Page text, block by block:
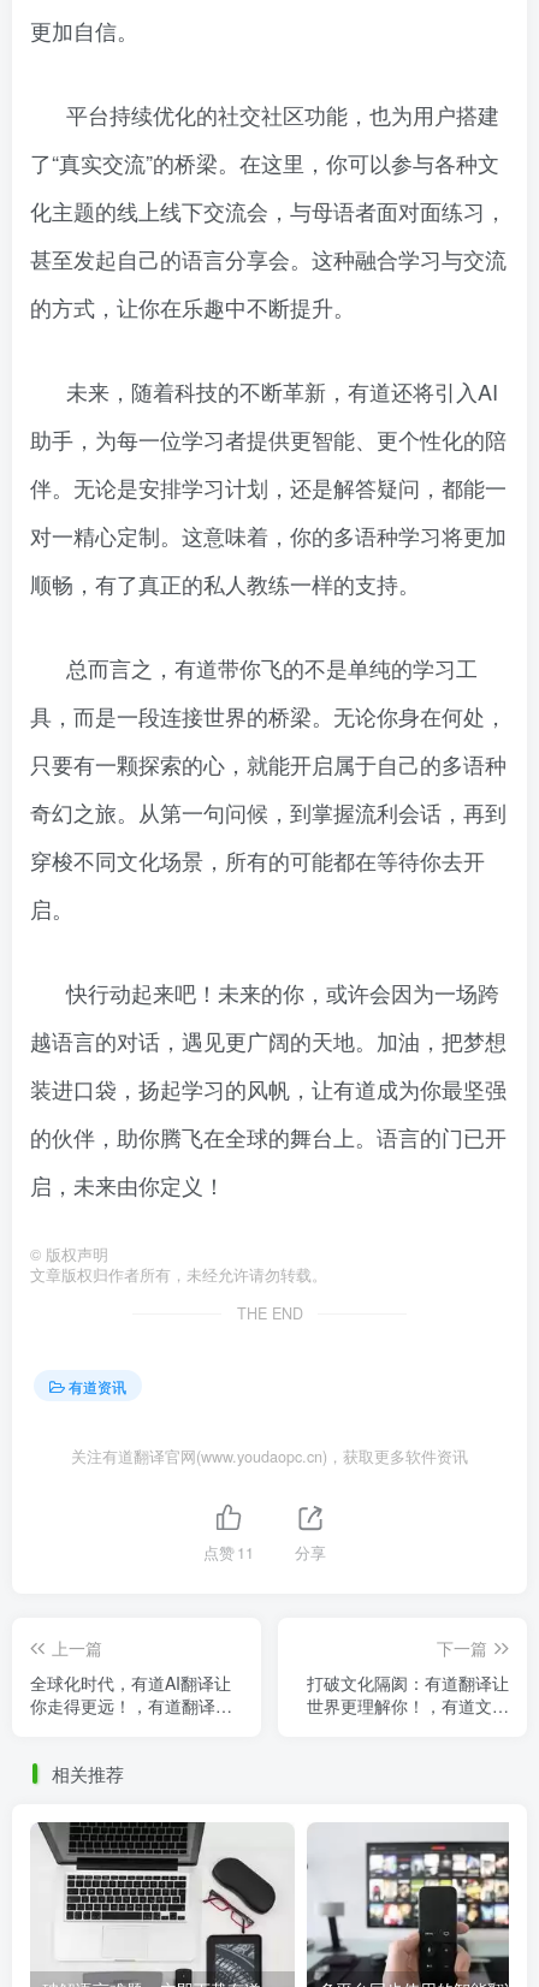
更加自信。
平台持续优化的社交社区功能，也为用户搭建
了“真实交流”的桥梁。在这里，你可以参与各种文
化主题的线上线下交流会，与母语者面对面练习，
甚至发起自己的语言分享会。这种融合学习与交流
的方式，让你在乐趣中不断提升。
未来，随着科技的不断革新，有道还将引入AI
助手，为每一位学习者提供更智能、更个性化的陪
伴。无论是安排学习计划，还是解答疑问，都能一
对一精心定制。这意味着，你的多语种学习将更加
顺畅，有了真正的私人教练一样的支持。
总而言之，有道带你飞的不是单纯的学习工
具，而是一段连接世界的桥梁。无论你身在何处，
只要有一颗探索的心，就能开启属于自己的多语种
奇幻之旅。从第一句问候，到掌握流利会话，再到
穿梭不同文化场景，所有的可能都在等待你去开
启。
快行动起来吧！未来的你，或许会因为一场跨
越语言的对话，遇见更广阔的天地。加油，把梦想
装进口袋，扬起学习的风帆，让有道成为你最坚强
的伙伴，助你腾飞在全球的舞台上。语言的门已开
启，未来由你定义！
© 版权声明
文章版权归作者所有，未经允许请勿转载。
THE END
有道资讯
关注有道翻译官网(www.youdaopc.cn)，获取更多软件资讯
点赞11 分享
上一篇
全球化时代，有道AI翻译让
你走得更远！，有道翻译的
下一篇
打破文化隔阂：有道翻译让
世界更理解你！，有道文化
相关推荐